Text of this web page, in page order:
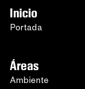
Inicio
Portada
Áreas
Ambiente